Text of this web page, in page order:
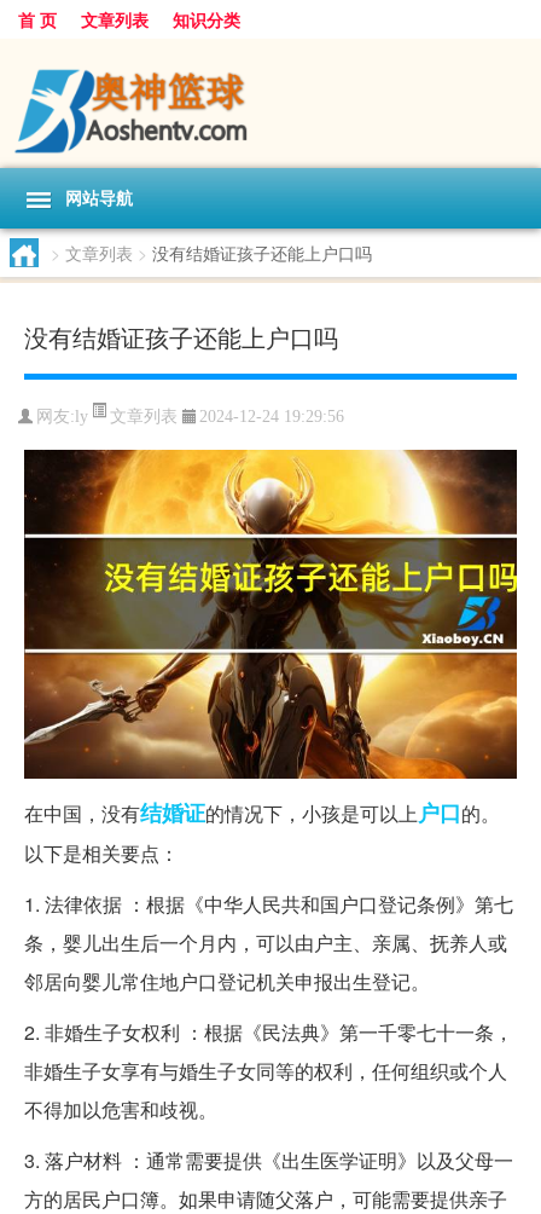
首 页 文章列表 知识分类
网站导航
> 文章列表 > 没有结婚证孩子还能上户口吗
没有结婚证孩子还能上户口吗
网友:ly 文章列表 2024-12-24 19:29:56
在中国，没有结婚证的情况下，小孩是可以上户口的。
以下是相关要点：
1. 法律依据 ：根据《中华人民共和国户口登记条例》第七
条，婴儿出生后一个月内，可以由户主、亲属、抚养人或
邻居向婴儿常住地户口登记机关申报出生登记。
2. 非婚生子女权利 ：根据《民法典》第一千零七十一条，
非婚生子女享有与婚生子女同等的权利，任何组织或个人
不得加以危害和歧视。
3. 落户材料 ：通常需要提供《出生医学证明》以及父母一
方的居民户口簿。如果申请随父落户，可能需要提供亲子